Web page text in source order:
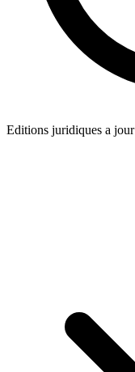
Editions juridiques a jour